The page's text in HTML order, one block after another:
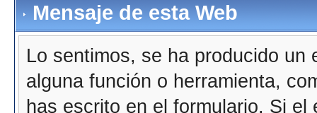
Mensaje de esta Web
Lo sentimos, se ha producido
alguna función o herramienta,
has escrito en el formulario. Si